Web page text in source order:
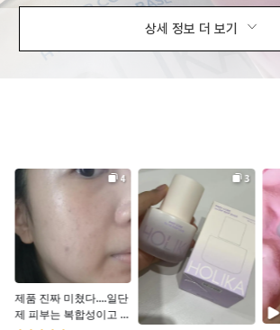
상세 정보 더 보기